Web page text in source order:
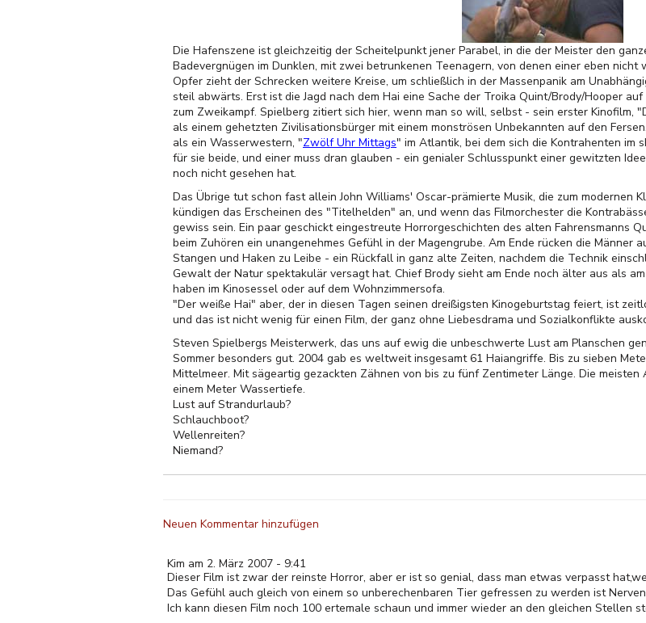
Die Hafenszene ist gleichzeitig der Scheitelpunkt jener Parabel, in die der Meister den
Badevergnügen im Dunklen, mit zwei betrunkenen Teenagern, von denen einer eben
Opfer zieht der Schrecken weitere Kreise, um schließlich in der Massenpanik am
steil abwärts. Erst ist die Jagd nach dem Hai eine Sache der Troika Quint/Brody/Hooper
zum Zweikampf. Spielberg zitiert sich hier, wenn man so will, selbst - sein erster Kinofilm,
als einem gehetzten Zivilisationsbürger mit einem monströsen Unbekannten auf den
als ein Wasserwestern, "Zwölf Uhr Mittags" im Atlantik, bei dem sich die Kontrahenten im
für sie beide, und einer muss dran glauben - ein genialer Schlusspunkt einer gewitzten
noch nicht gesehen hat.
Das Übrige tut schon fast allein John Williams' Oscar-prämierte Musik, die zum modernen
kündigen das Erscheinen des "Titelhelden" an, und wenn das Filmorchester die
gewiss sein. Ein paar geschickt eingestreute Horrorgeschichten des alten Fahrensmanns
beim Zuhören ein unangenehmes Gefühl in der Magengrube. Am Ende rücken die Männer
Stangen und Haken zu Leibe - ein Rückfall in ganz alte Zeiten, nachdem die Technik
Gewalt der Natur spektakulär versagt hat. Chief Brody sieht am Ende noch älter aus als
haben im Kinosessel oder auf dem Wohnzimmersofa.
"Der weiße Hai" aber, der in diesen Tagen seinen dreißigsten Kinogeburtstag feiert, ist
und das ist nicht wenig für einen Film, der ganz ohne Liebesdrama und Sozialkonflikte
Steven Spielbergs Meisterwerk, das uns auf ewig die unbeschwerte Lust am Planschen
Sommer besonders gut. 2004 gab es weltweit insgesamt 61 Haiangriffe. Bis zu sieben
Mittelmeer. Mit sägeartig gezackten Zähnen von bis zu fünf Zentimeter Länge. Die
einem Meter Wassertiefe.
Lust auf Strandurlaub?
Schlauchboot?
Wellenreiten?
Niemand?
Neuen Kommentar hinzufügen
Kim am 2. März 2007 - 9:41
Dieser Film ist zwar der reinste Horror, aber er ist so genial, dass man etwas verpasst
Das Gefühl auch gleich von einem so unberechenbaren Tier gefressen zu werden ist
Ich kann diesen Film noch 100 ertemale schaun und immer wieder an den gleichen Stellen